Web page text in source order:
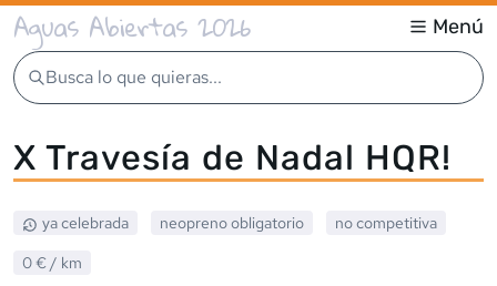
Aguas Abiertas 2026 Menú
Busca lo que quieras...
X Travesía de Nadal HQR!
ya celebrada neoprenoobligatorio
no competitiva
0 € / km